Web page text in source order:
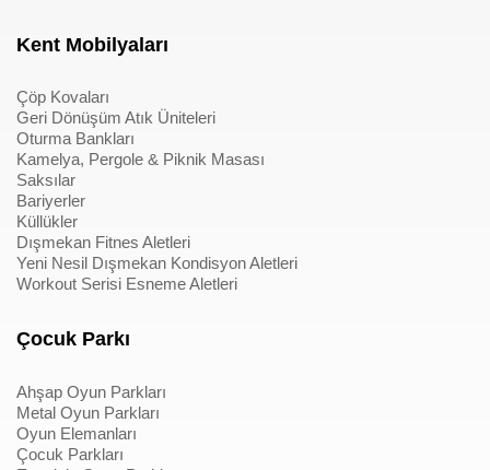
Kent Mobilyaları
Çöp Kovaları
Geri Dönüşüm Atık Üniteleri
Oturma Bankları
Kamelya, Pergole & Piknik Masası
Saksılar
Bariyerler
Küllükler
Dışmekan Fitnes Aletleri
Yeni Nesil Dışmekan Kondisyon Aletleri
Workout Serisi Esneme Aletleri
Çocuk Parkı
Ahşap Oyun Parkları
Metal Oyun Parkları
Oyun Elemanları
Çocuk Parkları